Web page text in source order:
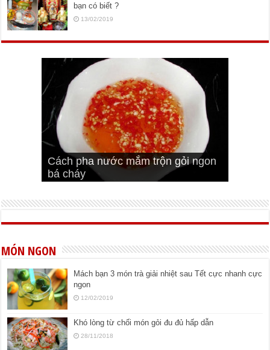
bạn có biết ?
13/02/2019
Cách pha nước mắm trộn gỏi ngon
bá cháy
Bí quyết để chiên đậu hũ giòn ngon
Cách ướp sườn non nướng ngon
đúng vị
Cách ướp thịt heo chiên ngon mềm
Bật mí cách ướp sườn cơm tấm
ngon
MÓN NGON
Mách bạn 3 món trà giải nhiệt sau Tết cực nhanh cực
ngon
12/02/2019
Khó lòng từ chối món gỏi đu đủ hấp dẫn
28/11/2018